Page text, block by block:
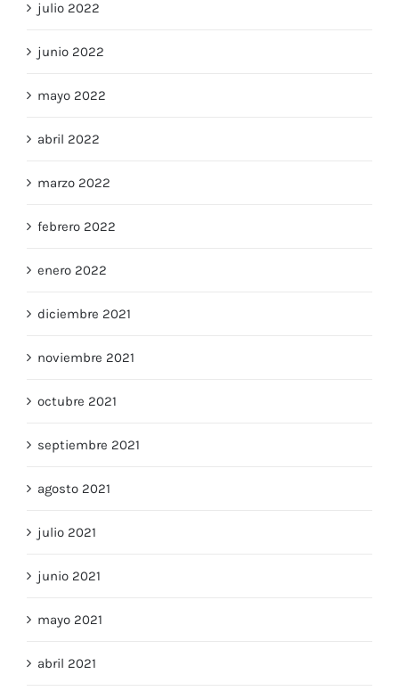
julio 2022
junio 2022
mayo 2022
abril 2022
marzo 2022
febrero 2022
enero 2022
diciembre 2021
noviembre 2021
octubre 2021
septiembre 2021
agosto 2021
julio 2021
junio 2021
mayo 2021
abril 2021